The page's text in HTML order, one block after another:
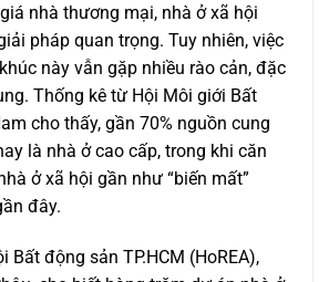
nhà thương mại, nhà ở xã hội
pháp quan trọng. Tuy nhiên, việc
này vẫn gặp nhiều rào cản, đặc
Thống kê từ Hội Môi giới Bất
cho thấy, gần 70% nguồn cung
là nhà ở cao cấp, trong khi căn
ở xã hội gần như “biến mất”
đây.
Bất động sản TP.HCM (HoREA),